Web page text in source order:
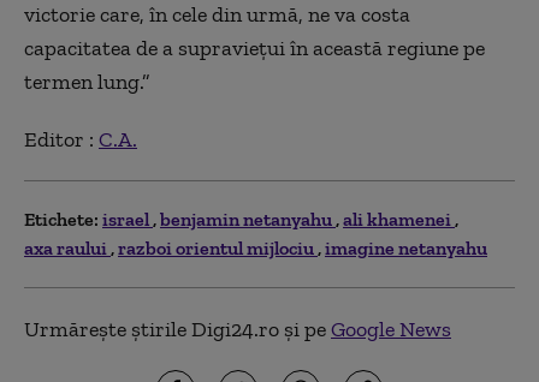
victorie care, în cele din urmă, ne va costa
capacitatea de a supraviețui în această regiune pe
termen lung.”
Editor : C.A.
Etichete: israel benjamin netanyahu ali khamenei
axa raului razboi orientul mijlociu imagine netanyahu
Urmărește știrile Digi24.ro și peGoogle News